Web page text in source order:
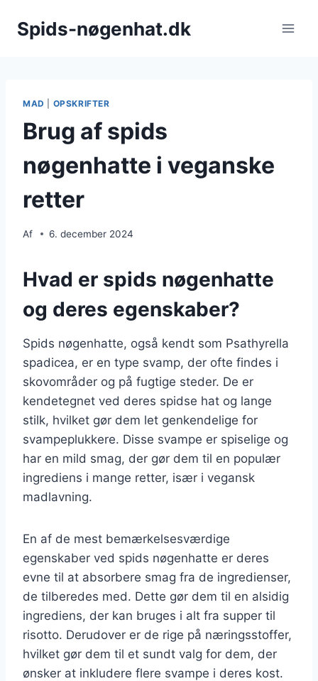
Spids-nøgenhat.dk
MAD OPSKRIFTER
Brug af spids
nøgenhatte i veganske
retter
Af 6. december 2024
Hvad er spids nøgenhatte
og deres egenskaber?
Spids nøgenhatte, også kendt som Psathyrella
spadicea, er en type svamp, der ofte findes i
skovområder og på fugtige steder. De er
kendetegnet ved deres spidse hat og lange
stilk, hvilket gør dem let genkendelige for
svampeplukkere. Disse svampe er spiselige og
har en mild smag, der gør dem til en populær
ingrediens i mange retter, især i vegansk
madlavning.
En af de mest bemærkelsesværdige
egenskaber ved spids nøgenhatte er deres
evne til at absorbere smag fra de ingredienser,
de tilberedes med. Dette gør dem til en alsidig
ingrediens, der kan bruges i alt fra supper til
risotto. Derudover er de rige på næringsstoffer,
hvilket gør dem til et sundt valg for dem, der
ønsker at inkludere flere svampe i deres kost.